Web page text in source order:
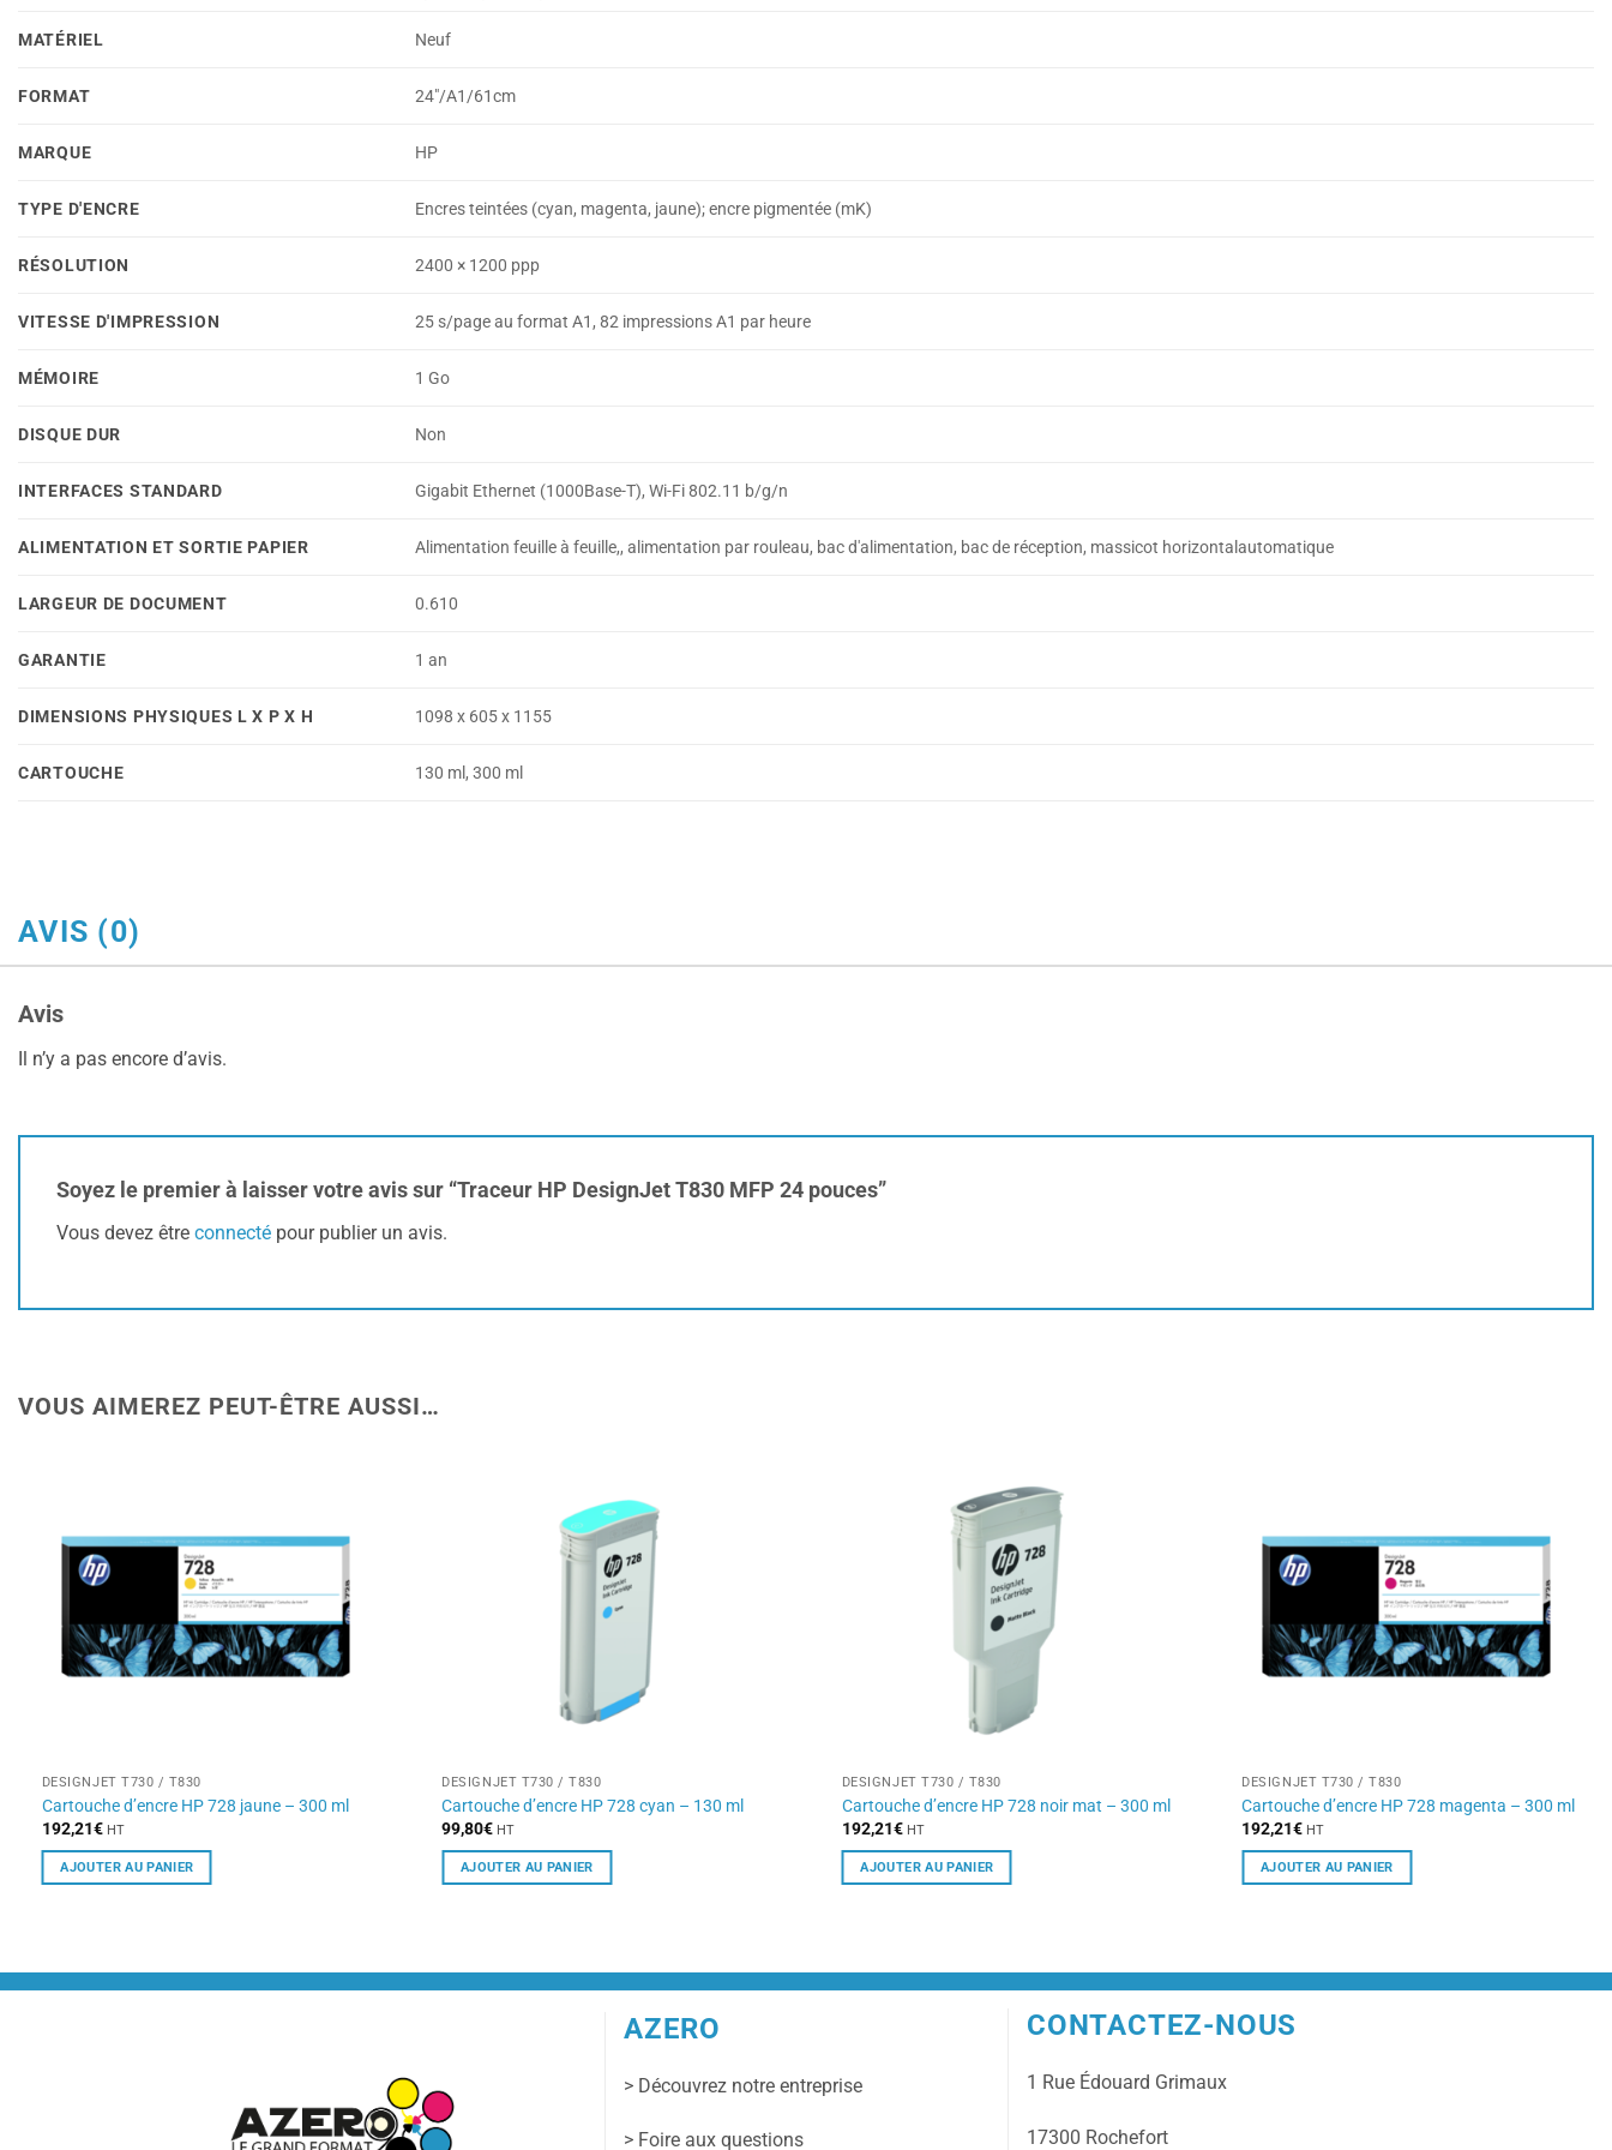
MATÉRIEL Neuf
FORMAT 24"/A1/61cm
MARQUE HP
TYPE D'ENCRE Encres teintées (cyan, magenta, jaune); encre pigmentée (mK)
RÉSOLUTION 2400 × 1200 ppp
VITESSE D'IMPRESSION 25 s/page au format A1, 82 impressions A1 par heure
MÉMOIRE 1 Go
DISQUE DUR Non
INTERFACES STANDARD Gigabit Ethernet (1000Base-T), Wi-Fi 802.11 b/g/n
ALIMENTATION ET SORTIE PAPIER Alimentation feuille à feuille,, alimentation par rouleau, bac d'alimentation, bac de réception, massicot horizontalautomatique
LARGEUR DE DOCUMENT 0.610
GARANTIE 1 an
DIMENSIONS PHYSIQUES L X P X H 1098 x 605 x 1155
CARTOUCHE 130 ml, 300 ml
AVIS (0)
Avis
Il n’y a pas encore d’avis.
Soyez le premier à laisser votre avis sur “Traceur HP DesignJet T830 MFP 24 pouces”
Vous devez être connecté pour publier un avis.
VOUS AIMEREZ PEUT-ÊTRE AUSSI…
DESIGNJET T730 / T830
Cartouche d’encre HP 728 jaune – 300 ml
192,21€ HT
AJOUTER AU PANIER
DESIGNJET T730 / T830
Cartouche d’encre HP 728 cyan – 130 ml
99,80€ HT
AJOUTER AU PANIER
DESIGNJET T730 / T830
Cartouche d’encre HP 728 noir mat – 300 ml
192,21€ HT
AJOUTER AU PANIER
DESIGNJET T730 / T830
Cartouche d’encre HP 728 magenta – 300 ml
192,21€ HT
AJOUTER AU PANIER
AZERO
> Découvrez notre entreprise
> Foire aux questions
CONTACTEZ-NOUS
1 Rue Édouard Grimaux
17300 Rochefort